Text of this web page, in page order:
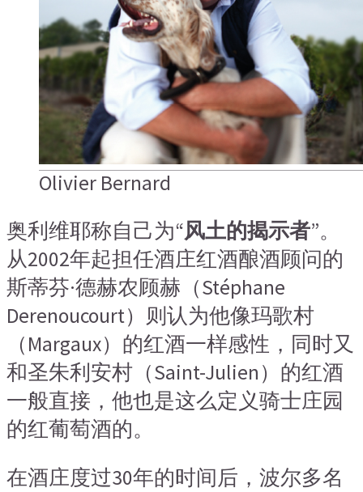
Olivier Bernard
奥利维耶称自己为“风土的揭示者”。
从2002年起担任酒庄红酒酿酒顾问的
斯蒂芬·德赫农顾赫（Stéphane
Derenoucourt）则认为他像玛歌村
（Margaux）的红酒一样感性，同时又
和圣朱利安村（Saint-Julien）的红酒
一般直接，他也是这么定义骑士庄园
的红葡萄酒的。
在酒庄度过30年的时间后，波尔多名